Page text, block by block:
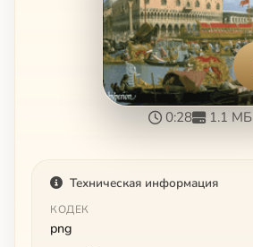
0:28 1.1 МБ
Техническая информация
КОДЕК
png